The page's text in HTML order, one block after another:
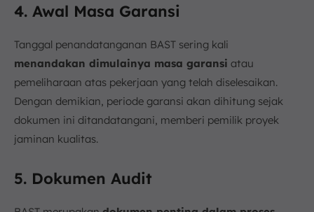
4. Awal Masa Garansi
Tanggal penandatanganan BAST sering kali
menandakan dimulainya masa garansi atau
pemeliharaan atas pekerjaan yang telah diselesaikan.
Dengan demikian, periode garansi akan dihitung sejak
dokumen ini ditandatangani, memberi pemilik proyek
jaminan kualitas.
5. Dokumen Audit